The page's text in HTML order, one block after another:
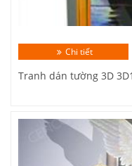
Chi tiết
Tranh dán tường 3D